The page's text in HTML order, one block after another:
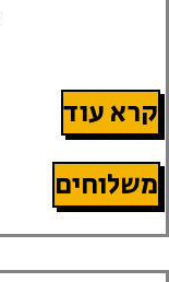
קרא עוד
משלוחים